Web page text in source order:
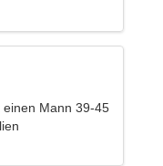
Mann 39-45